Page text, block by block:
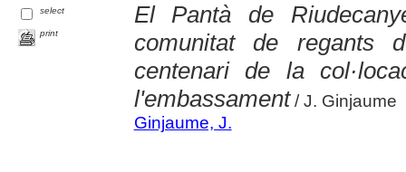
select
print
El Pantà de
comunitat de regants
centenari de la
l'embassament/ J. Ginjaume
Ginjaume, J.